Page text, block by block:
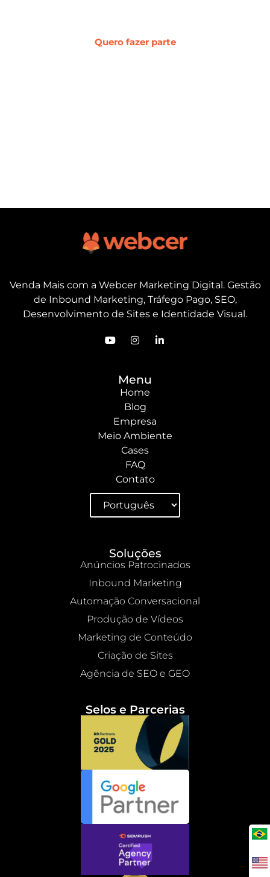
Quero fazer parte
Venda Mais com a Webcer Marketing Digital. Gestão
de Inbound Marketing, Tráfego Pago, SEO,
Desenvolvimento de Sites e Identidade Visual.
Menu
Home
Blog
Empresa
Meio Ambiente
Cases
FAQ
Contato
Soluções
Anúncios Patrocinados
Inbound Marketing
Automação Conversacional
Produção de Vídeos
Marketing de Conteúdo
Criação de Sites
Agência de SEO e GEO
Selos e Parcerias